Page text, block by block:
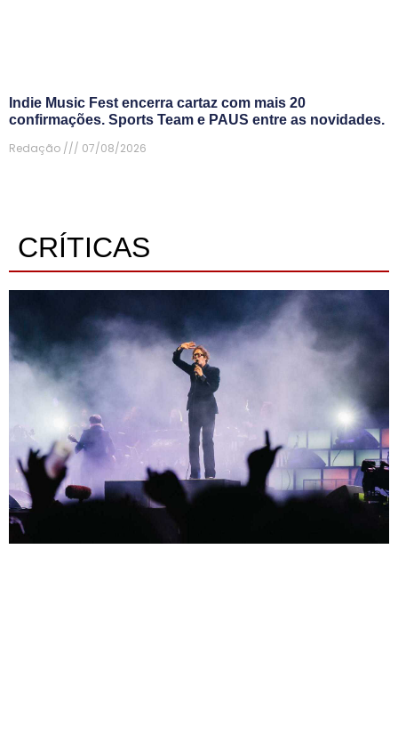
Indie Music Fest encerra cartaz com mais 20
confirmações. Sports Team e PAUS entre as novidades.
Redação
07/08/2026
CRÍTICAS